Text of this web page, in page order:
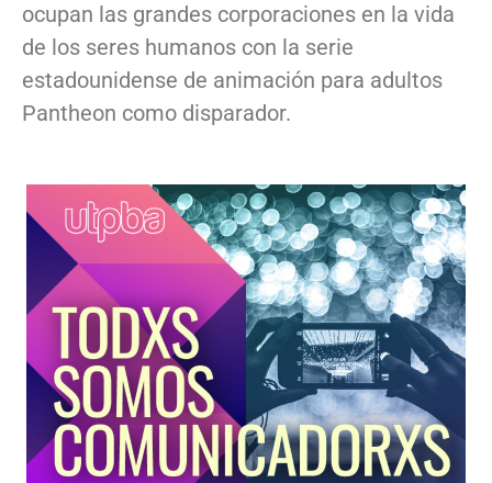
ocupan las grandes corporaciones en la vida
de los seres humanos con la serie
estadounidense de animación para adultos
Pantheon como disparador.